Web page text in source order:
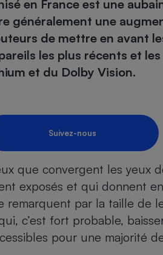
en France est une
généralement une
de mettre en avant
les plus récents et
et du Dolby Vision.
Suivez-nous
que convergent les yeux
exposés et qui donnent
remarquent par la taille de
c’est fort probable,
pour une majorité
Nutrition
Produit alimentaire
Sécurité - Hygiène
Supermarché - Drive
Assurance
Banque - Crédit
Mutuelle
Assurance auto
Carburant
Circulation routière
Contrôle technique -
Supermarché - Drive
Comparatif plaque à
Comparatif hotte
Comparatif climatiseur
Comparatif aspirateur
Comparatif aspirateur
Comparatif cafetière
Comparatif robot
Comparatif barre de
Comparatif
Comparatif ordinateur
Comparatif ultrabook
Comparatif tablette
Image et son
Comparatif poêle à
Comparatif radiateur
Aménagement
Bricolage - Jardinage
Chauffage
Produit d'entretien
Maladie - Médecine -
Système de santé -
Retraite
Ensemble
- Testez le débit de votre